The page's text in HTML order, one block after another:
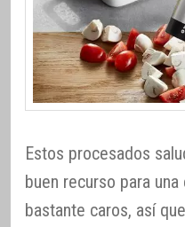
Estos procesados
buen recurso para
bastante caros, así